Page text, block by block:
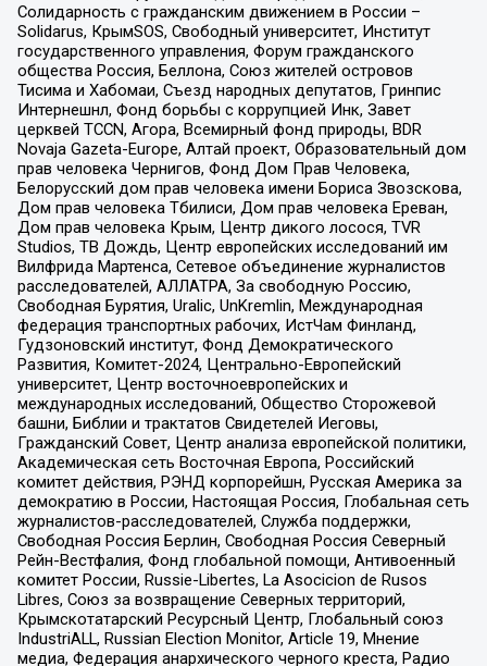
Солидарность с гражданским движением в России –
Solidarus, КрымSOS, Свободный университет, Институт
государственного управления, Форум гражданского
общества Россия, Беллона, Союз жителей островов
Тисима и Хабомаи, Съезд народных депутатов, Гринпис
Интернешнл, Фонд борьбы с коррупцией Инк, Завет
церквей TCCN, Агора, Всемирный фонд природы, BDR
Novaja Gazeta-Europe, Алтай проект, Образовательный дом
прав человека Чернигов, Фонд Дом Прав Человека,
Белорусский дом прав человека имени Бориса Звозскова,
Дом прав человека Тбилиси, Дом прав человека Ереван,
Дом прав человека Крым, Центр дикого лосося, TVR
Studios, ТВ Дождь, Центр европейских исследований им
Вилфрида Мартенса, Сетевое объединение журналистов
расследователей, АЛЛАТРА, За свободную Россию,
Свободная Бурятия, Uralic, UnKremlin, Международная
федерация транспортных рабочих, ИстЧам Финланд,
Гудзоновский институт, Фонд Демократического
Развития, Комитет-2024, Центрально-Европейский
университет, Центр восточноевропейских и
международных исследований, Общество Сторожевой
башни, Библии и трактатов Свидетелей Иеговы,
Гражданский Совет, Центр анализа европейской политики,
Академическая сеть Восточная Европа, Российский
комитет действия, РЭНД корпорейшн, Русская Америка за
демократию в России, Настоящая Россия, Глобальная сеть
журналистов-расследователей, Служба поддержки,
Свободная Россия Берлин, Свободная Россия Северный
Рейн-Вестфалия, Фонд глобальной помощи, Антивоенный
комитет России, Russie-Libertes, La Asocicion de Rusos
Libres, Союз за возвращение Северных территорий,
Крымскотатарский Ресурсный Центр, Глобальный союз
IndustriALL, Russian Election Monitor, Article 19, Мнение
медиа, Федерация анархического черного креста, Радио